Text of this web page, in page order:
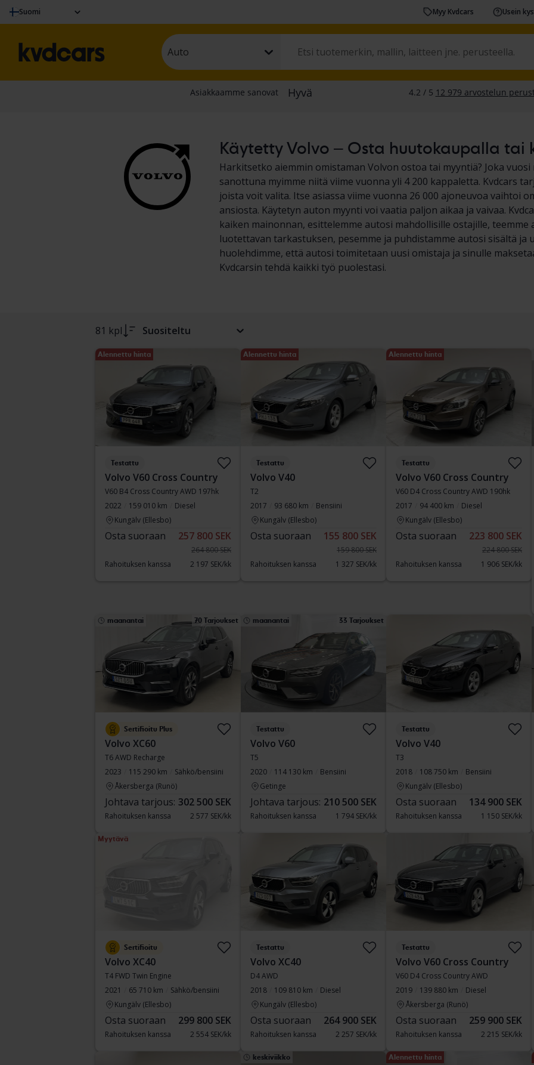
Suomi Myy Kvdcars Usein
Auto
Käytetty Volvo – Osta huutokaupalla
Harkitsetko aiemmin omistaman Volvon ostoa tai myyntiä? Joka
sanottuna myimme niitä viime vuonna yli 4 200 kappaletta. Kvdcars
joista voit valita. Itse asiassa viime vuonna 26 000 ajoneuvoa vaihtoi
ansiosta. Käytetyn auton myynti voi vaatia paljon aikaa ja vaivaa.
kaiken mainonnan, esittelemme autosi mahdollisille ostajille,
luotettavan tarkastuksen, pesemme ja puhdistamme autosi sisältä ja
huolehdimme, että autosi toimitetaan uusi omistaja ja sinulle
Kvdcarsin tehdä kaikki työ puolestasi.
81 kpl Suositeltu
Alennettu hinta
Testattu
Volvo V60 Cross Country
V60 B4 Cross Country AWD 197hk
2022
159 010 km
Diesel
Kungälv (Ellesbo)
Osta suoraan 257 800 SEK
264 800 SEK
Rahoituksen kanssa
2 197 SEK/kk
Alennettu hinta
Testattu
Volvo V40
T2
2017
93 680 km
Bensiini
Kungälv (Ellesbo)
Osta suoraan 155 800 SEK
159 800 SEK
Rahoituksen kanssa
1 327 SEK/kk
Alennettu hinta
Testattu
Volvo V60 Cross Country
V60 D4 Cross Country AWD 190hk
2017
94 400 km
Diesel
Kungälv (Ellesbo)
Osta suoraan 223 800 SEK
224 800 SEK
Rahoituksen kanssa
1 906 SEK/kk
maanantai 70 Tarjoukset
Sertifioitu Plus
Volvo XC60
T6 AWD Recharge
2023
115 290 km
Sähkö/bensiini
Åkersberga (Runö)
Johtava tarjous: 302 500 SEK
Rahoituksen kanssa 2 577 SEK/kk
maanantai 33 Tarjoukset
Testattu
Volvo V60
T5
2020
114 130 km
Bensiini
Getinge
Johtava tarjous: 210 500 SEK
Rahoituksen kanssa 1 794 SEK/kk
Testattu
Volvo V40
T3
2018
108 750 km
Bensiini
Kungälv (Ellesbo)
Osta suoraan 134 900 SEK
Rahoituksen kanssa 1 150 SEK/kk
Myytävä
Sertifioitu
Volvo XC40
T4 FWD Twin Engine
2021
65 710 km
Sähkö/bensiini
Kungälv (Ellesbo)
Osta suoraan 299 800 SEK
Rahoituksen kanssa 2 554 SEK/kk
Testattu
Volvo XC40
D4 AWD
2018
109 810 km
Diesel
Kungälv (Ellesbo)
Osta suoraan 264 900 SEK
Rahoituksen kanssa 2 257 SEK/kk
Testattu
Volvo V60 Cross Country
V60 D4 Cross Country AWD
2019
139 880 km
Diesel
Åkersberga (Runö)
Osta suoraan 259 900 SEK
Rahoituksen kanssa 2 215 SEK/kk
keskiviikko Alennettu hinta